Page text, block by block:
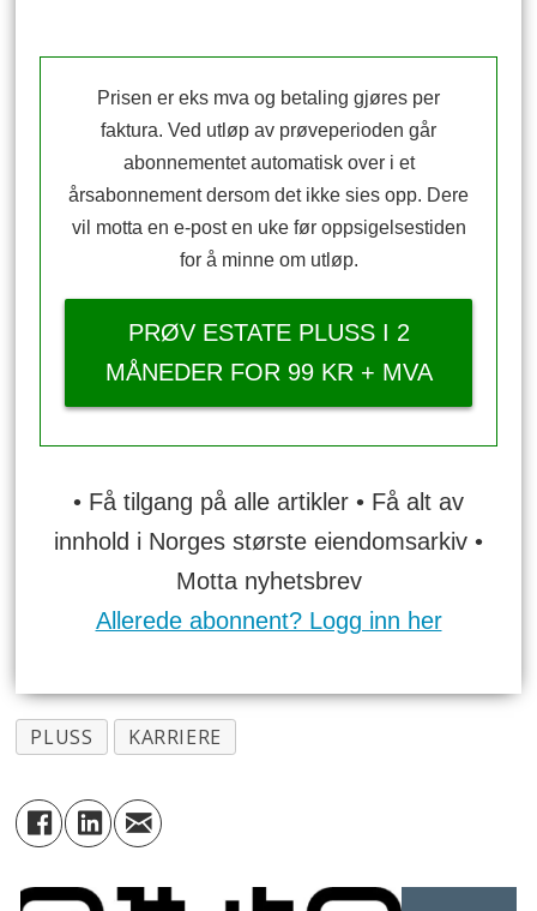
Prisen er eks mva og betaling gjøres per
faktura. Ved utløp av prøveperioden går
abonnementet automatisk over i et
årsabonnement dersom det ikke sies opp. Dere
vil motta en e-post en uke før oppsigelsestiden
for å minne om utløp.
PRØV ESTATE PLUSS I 2
MÅNEDER FOR 99 KR + MVA
• Få tilgang på alle artikler • Få alt av
innhold i Norges største eiendomsarkiv •
Motta nyhetsbrev
Allerede abonnent? Logg inn her
PLUSS KARRIERE